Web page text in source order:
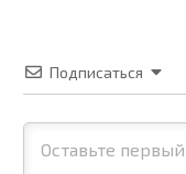
Подписаться